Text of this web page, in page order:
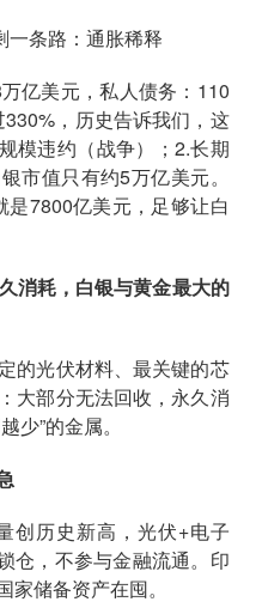
一条路：通胀稀释
亿美元，私人债务：110
，历史告诉我们，这
模违约（战争）；2.长期
市值只有约5万亿美元。
7800亿美元，足够让白
消耗，白银与黄金最大的
的光伏材料、最关键的芯
大部分无法回收，永久消
少”的金属。
创历史新高，光伏+电子
仓，不参与金融流通。印
储备资产在囤。